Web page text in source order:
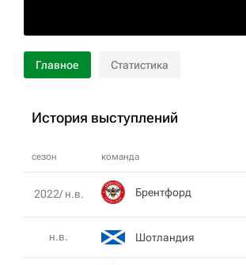
Главное Статистика
История выступлений
сезон команда
2022/ н.в. Брентфорд
н.в. Шотландия